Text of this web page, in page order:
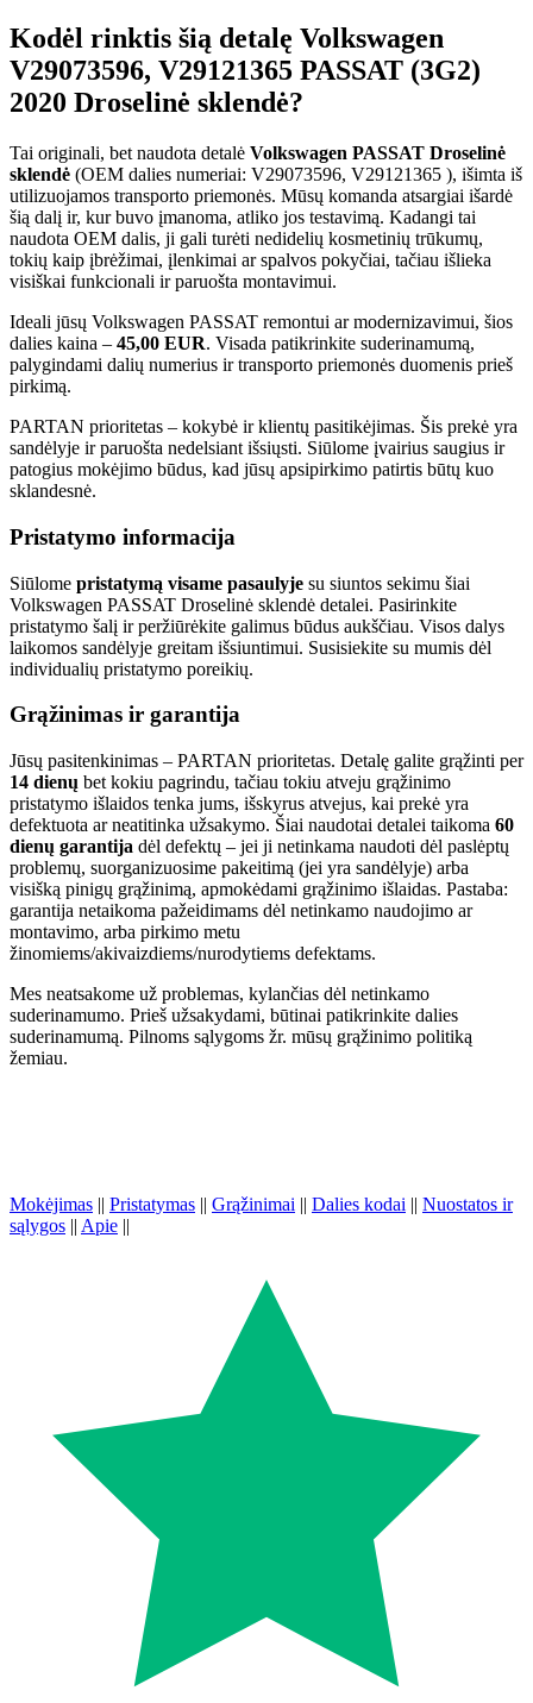
Kodėl rinktis šią detalę Volkswagen
V29073596, V29121365 PASSAT (3G2)
2020 Droselinė sklendė?
Tai originali, bet naudota detalė Volkswagen PASSAT Droselinė
sklendė (OEM dalies numeriai: V29073596, V29121365 ), išimta iš
utilizuojamos transporto priemonės. Mūsų komanda atsargiai išardė
šią dalį ir, kur buvo įmanoma, atliko jos testavimą. Kadangi tai
naudota OEM dalis, ji gali turėti nedidelių kosmetinių trūkumų,
tokių kaip įbrėžimai, įlenkimai ar spalvos pokyčiai, tačiau išlieka
visiškai funkcionali ir paruošta montavimui.
Ideali jūsų Volkswagen PASSAT remontui ar modernizavimui, šios
dalies kaina – 45,00 EUR. Visada patikrinkite suderinamumą,
palygindami dalių numerius ir transporto priemonės duomenis prieš
pirkimą.
PARTAN prioritetas – kokybė ir klientų pasitikėjimas. Šis prekė yra
sandėlyje ir paruošta nedelsiant išsiųsti. Siūlome įvairius saugius ir
patogius mokėjimo būdus, kad jūsų apsipirkimo patirtis būtų kuo
sklandesnė.
Pristatymo informacija
Siūlome pristatymą visame pasaulyje su siuntos sekimu šiai
Volkswagen PASSAT Droselinė sklendė detalei. Pasirinkite
pristatymo šalį ir peržiūrėkite galimus būdus aukščiau. Visos dalys
laikomos sandėlyje greitam išsiuntimui. Susisiekite su mumis dėl
individualių pristatymo poreikių.
Grąžinimas ir garantija
Jūsų pasitenkinimas – PARTAN prioritetas. Detalę galite grąžinti per
14 dienų bet kokiu pagrindu, tačiau tokiu atveju grąžinimo
pristatymo išlaidos tenka jums, išskyrus atvejus, kai prekė yra
defektuota ar neatitinka užsakymo. Šiai naudotai detalei taikoma 60
dienų garantija dėl defektų – jei ji netinkama naudoti dėl paslėptų
problemų, suorganizuosime pakeitimą (jei yra sandėlyje) arba
visišką pinigų grąžinimą, apmokėdami grąžinimo išlaidas. Pastaba:
garantija netaikoma pažeidimams dėl netinkamo naudojimo ar
montavimo, arba pirkimo metu
žinomiems/akivaizdiems/nurodytiems defektams.
Mes neatsakome už problemas, kylančias dėl netinkamo
suderinamumo. Prieš užsakydami, būtinai patikrinkite dalies
suderinamumą. Pilnoms sąlygoms žr. mūsų grąžinimo politiką
žemiau.
Mokėjimas || Pristatymas || Grąžinimai || Dalies kodai || Nuostatos ir
sąlygos || Apie ||